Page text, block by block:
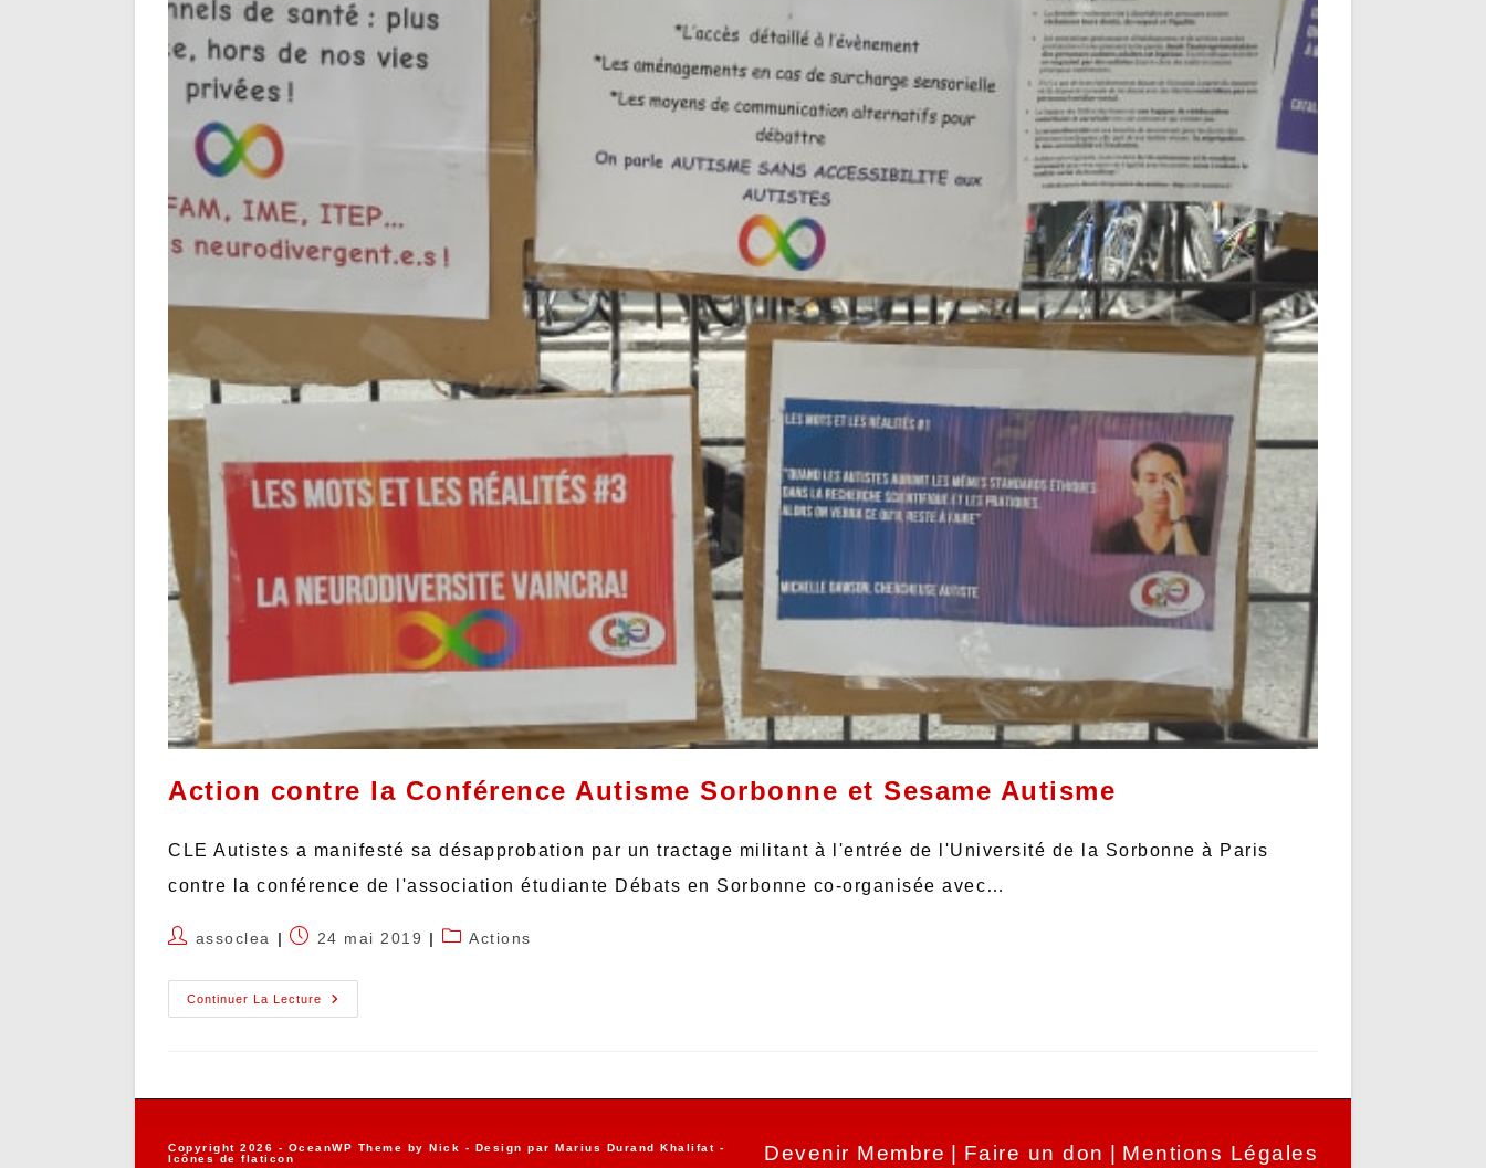
Action contre la Conférence Autisme Sorbonne et Sesame Autisme
CLE Autistes a manifesté sa désapprobation par un tractage militant à l'entrée de l'Université de la Sorbonne à Paris
contre la conférence de l'association étudiante Débats en Sorbonne co-organisée avec…
assoclea 24 mai 2019 Actions
Continuer La Lecture
Devenir Membre Faire un don Mentions Légales
Copyright 2026 - OceanWP Theme by Nick - Design par Marius Durand Khalifat -
Icônes de flaticon